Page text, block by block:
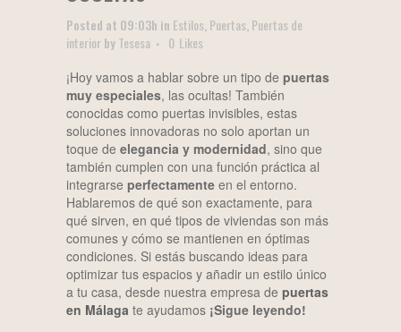
Posted at 09:03h in Estilos Puertas Puertas de
interior byTesesa 0 Likes
¡Hoy vamos a hablar sobre un tipo de puertas
muy especiales, las ocultas! También
conocidas como puertas invisibles, estas
soluciones innovadoras no solo aportan un
toque de elegancia y modernidad, sino que
también cumplen con una función práctica al
integrarse perfectamente en el entorno.
Hablaremos de qué son exactamente, para
qué sirven, en qué tipos de viviendas son más
comunes y cómo se mantienen en óptimas
condiciones. Si estás buscando ideas para
optimizar tus espacios y añadir un estilo único
a tu casa, desde nuestra empresa de puertas
en Málaga te ayudamos ¡Sigue leyendo!